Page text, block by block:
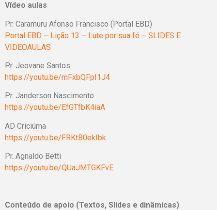
Vídeo aulas
Pr. Caramuru Afonso Francisco (Portal EBD)
Portal EBD – Lição 13 – Lute por sua fé – SLIDES E
VIDEOAULAS
Pr. Jeovane Santos
https://youtu.be/mFxbQFpI1J4
Pr. Janderson Nascimento
https://youtu.be/EfGTfbK4iaA
AD Criciúma
https://youtu.be/FRKtB0ekIbk
Pr. Agnaldo Betti
https://youtu.be/QUaJMTGKFvE
Conteúdo de apoio (Textos, Slides e dinâmicas)